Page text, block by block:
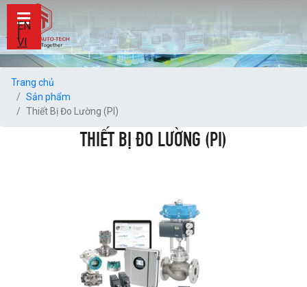
EN
VI
Trang chủ
Sản phẩm
Thiết Bị Đo Lường (PI)
THIẾT BỊ ĐO LƯỜNG (PI)